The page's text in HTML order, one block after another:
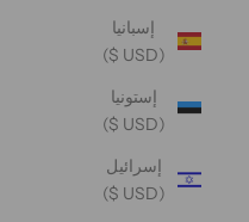
إسبانيا
(USD $)
إستونيا
(USD $)
إسرائيل
(USD $)